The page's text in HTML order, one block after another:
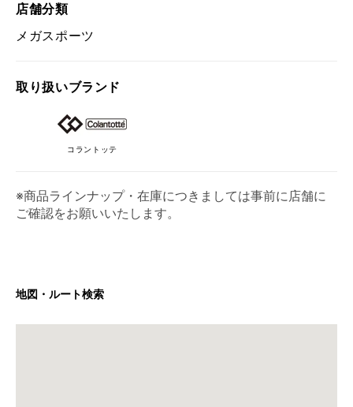
店舗分類
メガスポーツ
取り扱いブランド
コラントッテ
※商品ラインナップ・在庫につきましては事前に店舗に
ご確認をお願いいたします。
地図・ルート検索